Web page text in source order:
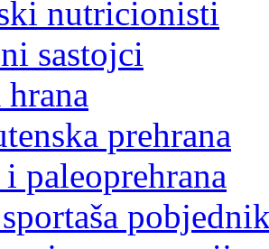
nutricionisti
sastojci
prehrana
paleoprehrana